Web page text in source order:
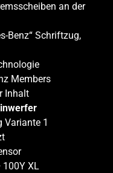
an der
Benz“ Schriftzug,
Members
Inhalt
Variante 1
100Y XL